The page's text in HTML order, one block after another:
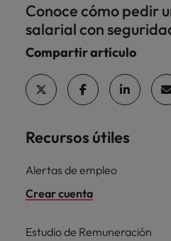
Conoce cómo pedir
salarial con
Compartir artículo
Recursos útiles
Alertas de empleo
Crear cuenta
Estudio de Remuneración